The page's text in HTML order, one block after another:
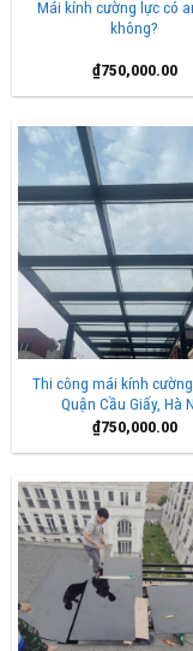
Mái kính cường lực có
không?
₫750,000.00
Thi công mái kính
Quận Cầu Giấy, Hà
₫750,000.00